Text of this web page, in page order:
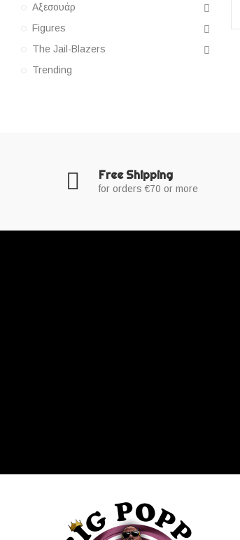
Αξεσουάρ
Figures
The Jail-Blazers
Trending
Free Shipping
for orders €70 or more